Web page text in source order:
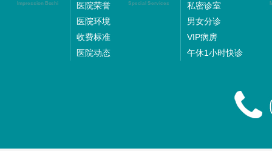
Impression Boshi
医院荣誉
医院环境
收费标准
医院动态
Special Services
私密诊室
男女分诊
VIP病房
午休1小时快诊